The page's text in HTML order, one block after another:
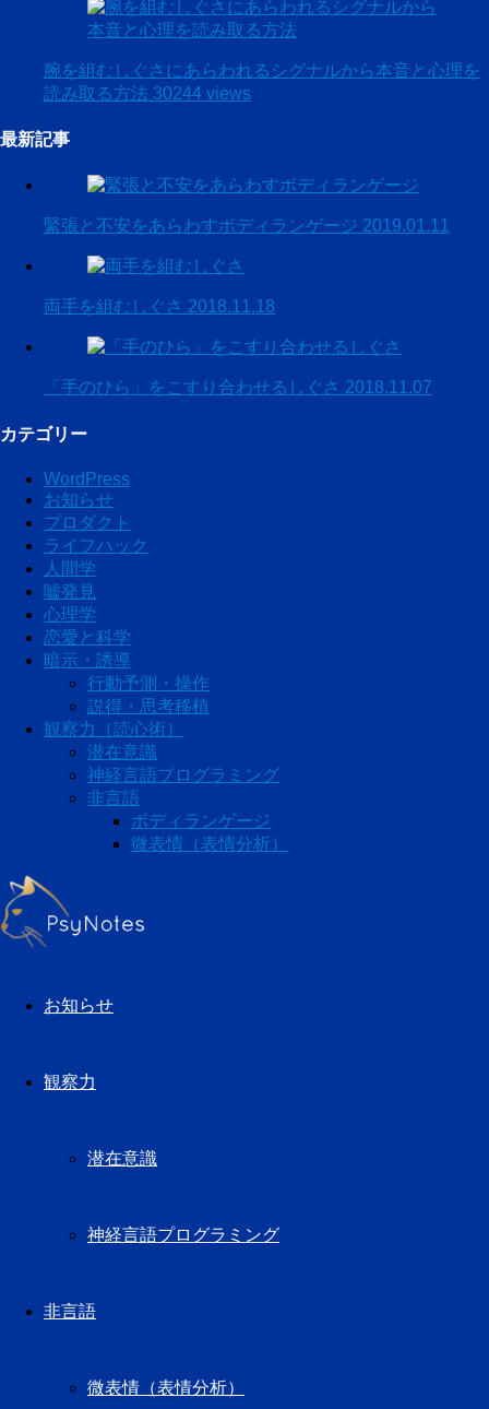
腕を組むしぐさにあらわれるシグナルから本音と心理を
読み取る方法 30244 views
最新記事
緊張と不安をあらわすボディランゲージ 2019.01.11
両手を組むしぐさ 2018.11.18
「手のひら」をこすり合わせるしぐさ 2018.11.07
カテゴリー
WordPress
お知らせ
プロダクト
ライフハック
人間学
嘘発見
心理学
恋愛と科学
暗示・誘導
行動予測・操作
説得・思考移植
観察力（読心術）
潜在意識
神経言語プログラミング
非言語
ボディランゲージ
微表情（表情分析）
お知らせ
観察力
潜在意識
神経言語プログラミング
非言語
微表情（表情分析）